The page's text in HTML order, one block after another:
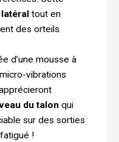
tout en
des orteils.
d’une mousse à
vibrations
du talon qui
sur des sorties
!